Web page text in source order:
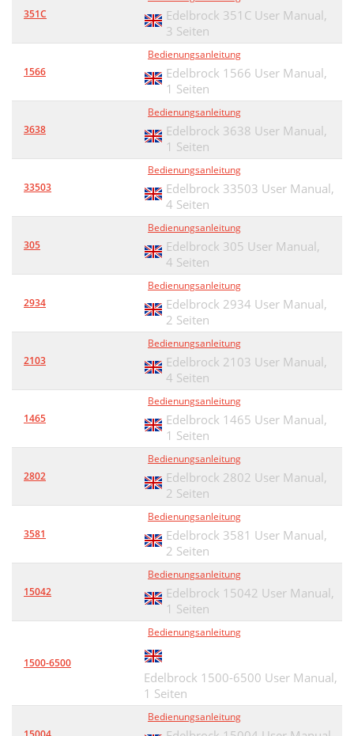
351C
Edelbrock 351C User Manual,
3 Seiten
1566
Bedienungsanleitung
Edelbrock 1566 User Manual,
1 Seiten
3638
Bedienungsanleitung
Edelbrock 3638 User Manual,
1 Seiten
33503
Bedienungsanleitung
Edelbrock 33503 User Manual,
4 Seiten
305
Bedienungsanleitung
Edelbrock 305 User Manual,
4 Seiten
2934
Bedienungsanleitung
Edelbrock 2934 User Manual,
2 Seiten
2103
Bedienungsanleitung
Edelbrock 2103 User Manual,
4 Seiten
1465
Bedienungsanleitung
Edelbrock 1465 User Manual,
1 Seiten
2802
Bedienungsanleitung
Edelbrock 2802 User Manual,
2 Seiten
3581
Bedienungsanleitung
Edelbrock 3581 User Manual,
2 Seiten
15042
Bedienungsanleitung
Edelbrock 15042 User Manual,
1 Seiten
1500-6500
Bedienungsanleitung
Edelbrock 1500-6500 User Manual,
1 Seiten
Bedienungsanleitung